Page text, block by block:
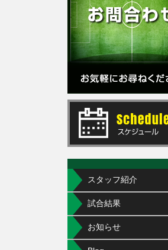
スタッフ紹介
試合結果
お知らせ